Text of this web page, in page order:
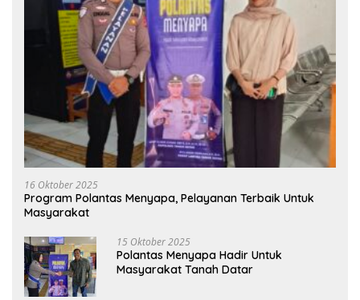
16 Oktober 2025
Program Polantas Menyapa, Pelayanan Terbaik Untuk
Masyarakat
15 Oktober 2025
Polantas Menyapa Hadir Untuk
Masyarakat Tanah Datar